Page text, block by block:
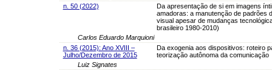
n. 50 (2022)
Da apresentação de si em imagens
amadoras: a manutenção de padrões
visual apesar de mudanças
brasileiro 1980-2010)
Carlos Eduardo Marquioni
n. 36 (2015): Ano XVIII –
Julho/Dezembro de 2015
Da exogenia aos dispositivos: roteiro
teorização autônoma da comunicação
Luiz Signates